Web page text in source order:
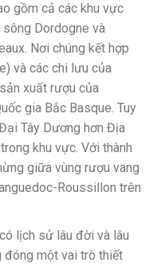
gồm cả các khu vực
sông Dordogne và
Nơi chúng kết hợp
và các chi lưu của
xuất rượu của
gia Bắc Basque. Tuy
Tây Dương hơn Địa
khu vực. Với thành
giữa vùng rượu vang
Roussillon trên
lịch sử lâu đời và lâu
đóng một vai trò thiết